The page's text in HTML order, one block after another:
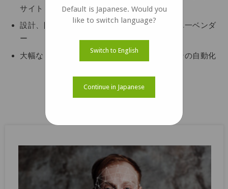
サイト
設計、開発、統合、および大量生産能力ある単一ベンダ
ー
大幅なコストと手作業の節約のためのビジョンの自動化
Default is Japanese. Would you
like to switch language?
Switch to English
Continue in Japanese